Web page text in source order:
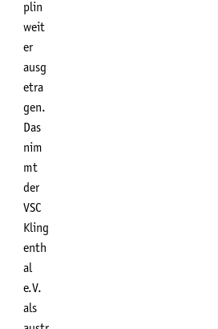
plin
weit
er
ausg
etra
gen.
Das
nim
mt
der
VSC
Kling
enth
al
e.V.
als